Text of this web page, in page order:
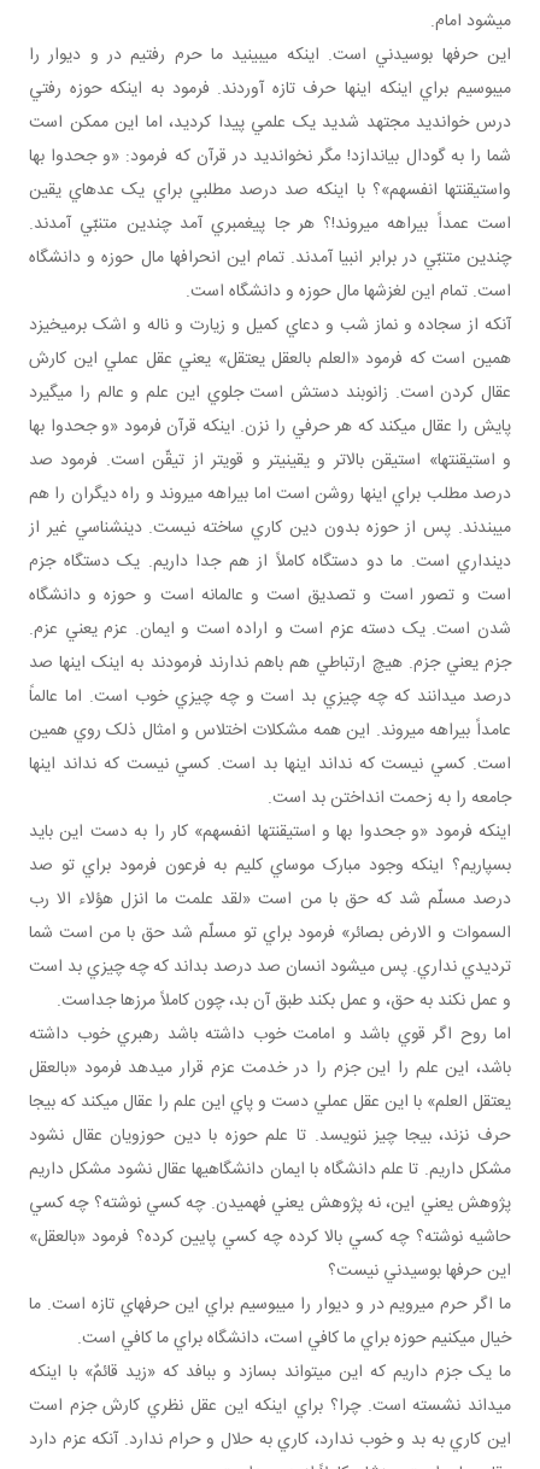
مي شود امام.
اين حرف ها بوسيدني است. اينکه مي بينيد ما حرم رفتيم در و ديوار را
مي بوسيم براي اينکه اينها حرف تازه آوردند. فرمود به اينکه حوزه رفتي
درس خوانديد مجتهد شديد يک علمي پيدا کرديد، اما اين ممکن است
شما را به گودال بياندازد! مگر نخوانديد در قرآن که فرمود: «و جحدوا بها
واستيقنتها انفسهم»؟ با اينکه صد درصد مطلبي براي يک عده اي يقين
است عمداً بيراهه مي روند!؟ هر جا پيغمبري آمد چندين متنبّي آمدند.
چندين متنبّي در برابر انبيا آمدند. تمام اين انحراف ها مال حوزه و دانشگاه
است. تمام اين لغزش ها مال حوزه و دانشگاه است.
آنکه از سجاده و نماز شب و دعاي کميل و زيارت و ناله و اشک برمي خيزد
همين است که فرمود «العلم بالعقل يعتقل» يعني عقل عملي اين کارش
عقال کردن است. زانوبند دستش است جلوي اين علم و عالم را مي گيرد
پايش را عقال مي کند که هر حرفي را نزن. اينکه قرآن فرمود «و جحدوا بها
و استيقنتها» استيقن بالاتر و يقيني تر و قوي تر از تيقّن است. فرمود صد
درصد مطلب براي اينها روشن است اما بيراهه مي روند و راه ديگران را هم
مي بندند. پس از حوزه بدون دين کاري ساخته نيست. دين شناسي غير از
دين داري است. ما دو دستگاه کاملاً از هم جدا داريم. يک دستگاه جزم
است و تصور است و تصديق است و عالمانه است و حوزه و دانشگاه
شدن است. يک دسته عزم است و اراده است و ايمان. عزم يعني عزم.
جزم يعني جزم. هيچ ارتباطي هم باهم ندارند فرمودند به اينک اينها صد
درصد مي دانند که چه چيزي بد است و چه چيزي خوب است. اما عالماً
عامداً بيراهه مي روند. اين همه مشکلات اختلاس و امثال ذلک روي همين
است. کسي نيست که نداند اينها بد است. کسي نيست که نداند اينها
جامعه را به زحمت انداختن بد است.
اينکه فرمود «و جحدوا بها و استيقنتها انفسهم» کار را به دست اين بايد
بسپاريم؟ اينکه وجود مبارک موساي کليم به فرعون فرمود براي تو صد
درصد مسلّم شد که حق با من است «لقد علمت ما انزل هؤلاء الا رب
السموات و الارض بصائر» فرمود براي تو مسلّم شد حق با من است شما
ترديدي نداري. پس مي شود انسان صد درصد بداند که چه چيزي بد است
و عمل نکند به حق، و عمل بکند طبق آن بد، چون کاملاً مرزها جداست.
اما روح اگر قوي باشد و امامت خوب داشته باشد رهبري خوب داشته
باشد، اين علم را اين جزم را در خدمت عزم قرار مي دهد فرمود «بالعقل
يعتقل العلم» با اين عقل عملي دست و پاي اين علم را عقال مي کند که بيجا
حرف نزند، بيجا چيز ننويسد. تا علم حوزه با دين حوزويان عقال نشود
مشکل داريم. تا علم دانشگاه با ايمان دانشگاهي ها عقال نشود مشکل داريم
پژوهش يعني اين، نه پژوهش يعني فهميدن. چه کسي نوشته؟ چه کسي
حاشيه نوشته؟ چه کسي بالا کرده چه کسي پايين کرده؟ فرمود «بالعقل»
اين حرف ها بوسيدني نيست؟
ما اگر حرم مي رويم در و ديوار را مي بوسيم براي اين حرف هاي تازه است. ما
خيال مي کنيم حوزه براي ما کافي است، دانشگاه براي ما کافي است.
ما يک جزم داريم که اين مي تواند بسازد و ببافد که «زيد قائمٌ» با اينکه
مي داند نشسته است. چرا؟ براي اينکه اين عقل نظري کارش جزم است
اين کاري به بد و خوب ندارد، کاري به حلال و حرام ندارد. آنکه عزم دارد